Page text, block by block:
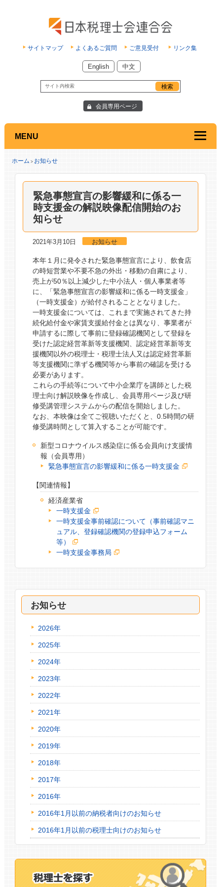
サイトマップ よくあるご質問 ご意見受付 リンク集
English 中文
会員専用ページ
MENU
ホーム > お知らせ
緊急事態宣言の影響緩和に係る一
時支援金の解説映像配信開始のお
知らせ
2021年3月10日 お知らせ
本年１月に発令された緊急事態宣言により、飲食店
の時短営業や不要不急の外出・移動の自粛により、
売上が50％以上減少した中小法人・個人事業者等
に、「緊急事態宣言の影響緩和に係る一時支援金」
（一時支援金）が給付されることとなりました。
一時支援金については、これまで実施されてきた持
続化給付金や家賃支援給付金とは異なり、事業者が
申請するに際して事前に登録確認機関として登録を
受けた認定経営革新等支援機関、認定経営革新等支
援機関以外の税理士・税理士法人又は認定経営革新
等支援機関に準ずる機関等から事前の確認を受ける
必要があります。
これらの手続等について中小企業庁を講師とした税
理士向け解説映像を作成し、会員専用ページ及び研
修受講管理システムからの配信を開始しました。
なお、本映像は全てご視聴いただくと、0.5時間の研
修受講時間として算入することが可能です。
新型コロナウイルス感染症に係る会員向け支援情
報（会員専用）
緊急事態宣言の影響緩和に係る一時支援金
【関連情報】
経済産業省
一時支援金
一時支援金事前確認について（事前確認マニ
ュアル、登録確認機関の登録申込フォーム
等）
一時支援金事務局
お知らせ
2026年
2025年
2024年
2023年
2022年
2021年
2020年
2019年
2018年
2017年
2016年
2016年1月以前の納税者向けのお知らせ
2016年1月以前の税理士向けのお知らせ